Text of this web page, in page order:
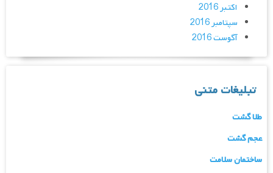
اکتبر 2016
سپتامبر 2016
آگوست 2016
تبلیغات متنی
طلا گشت
عجم گشت
ساختمان سلامت